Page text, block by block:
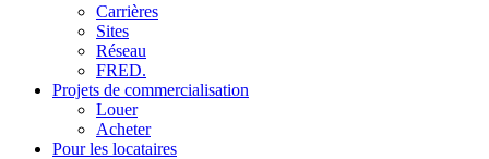
Carrières
Sites
Réseau
FRED.
Projets de commercialisation
Louer
Acheter
Pour les locataires